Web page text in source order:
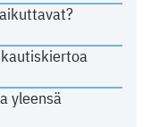
yleensä